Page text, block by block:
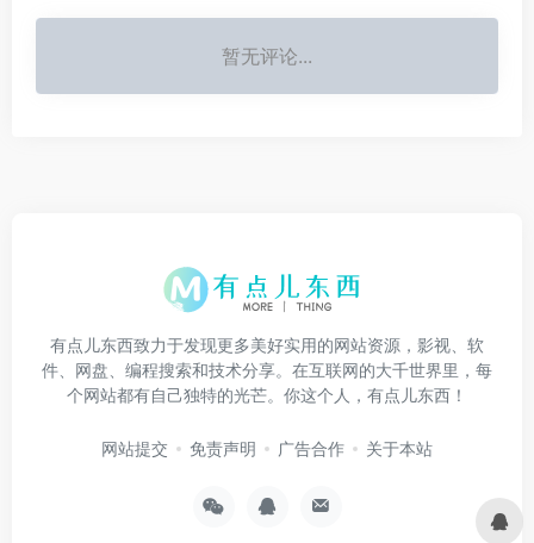
暂无评论...
有点儿东西致力于发现更多美好实用的网站资源，影视、软
件、网盘、编程搜索和技术分享。在互联网的大千世界里，每
个网站都有自己独特的光芒。你这个人，有点儿东西！
网站提交 免责声明 广告合作 关于本站